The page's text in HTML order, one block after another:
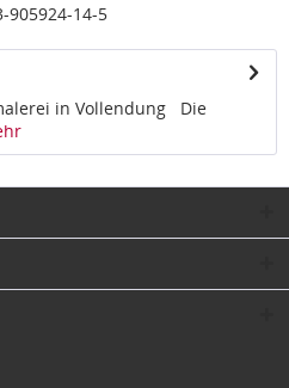
905924-14-5
in Vollendung Die